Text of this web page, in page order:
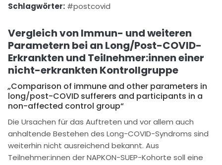
Schlagwörter: #postcovid
Vergleich von Immun- und weiteren
Parametern bei an Long/Post-COVID-
Erkrankten und Teilnehmer:innen einer
nicht-erkrankten Kontrollgruppe
„Comparison of immune and other parameters in
long/post-COVID sufferers and participants in a
non-affected control group“
Die Ursachen für das Auftreten und vor allem auch
anhaltende Bestehen des Long-COVID-Syndroms sind
weiterhin nicht ausreichend bekannt. Aus
Teilnehmer:innen der NAPKON-SUEP-Kohorte soll eine